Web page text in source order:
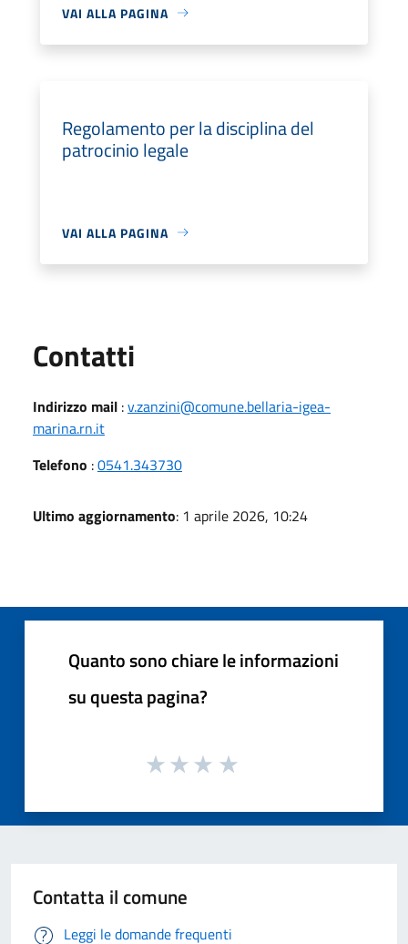
VAI ALLA PAGINA
Regolamento per la disciplina del
patrocinio legale
VAI ALLA PAGINA
Contatti
Indirizzo mail :v.zanzini@comune.bellaria-igea-
marina.rn.it
Telefono :0541.343730
Ultimo aggiornamento: 1 aprile 2026, 10:24
Quanto sono chiare le informazioni
su questa pagina?
Contatta il comune
Leggi le domande frequenti